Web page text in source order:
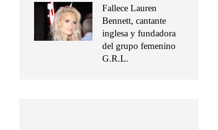
Fallece Lauren
Bennett, cantante
inglesa y fundadora
del grupo femenino
G.R.L.